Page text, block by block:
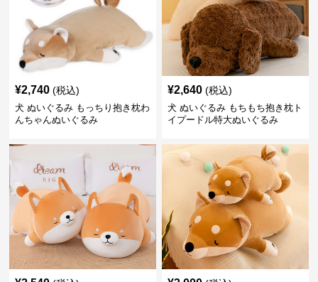
¥2,740 (税込)
犬 ぬいぐるみ もっちり抱き枕わ
んちゃんぬいぐるみ
¥2,640 (税込)
犬 ぬいぐるみ もちもち抱き枕ト
イプードル特大ぬいぐるみ